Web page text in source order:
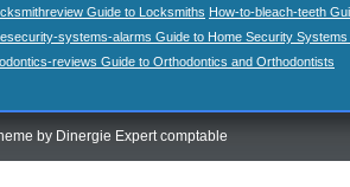
Guide to Locksmiths How-to-bleach-teeth
systems-alarms Guide to Home Security Systems
reviews Guide to Orthodontics and Orthodontists
by Dinergie Expert comptable